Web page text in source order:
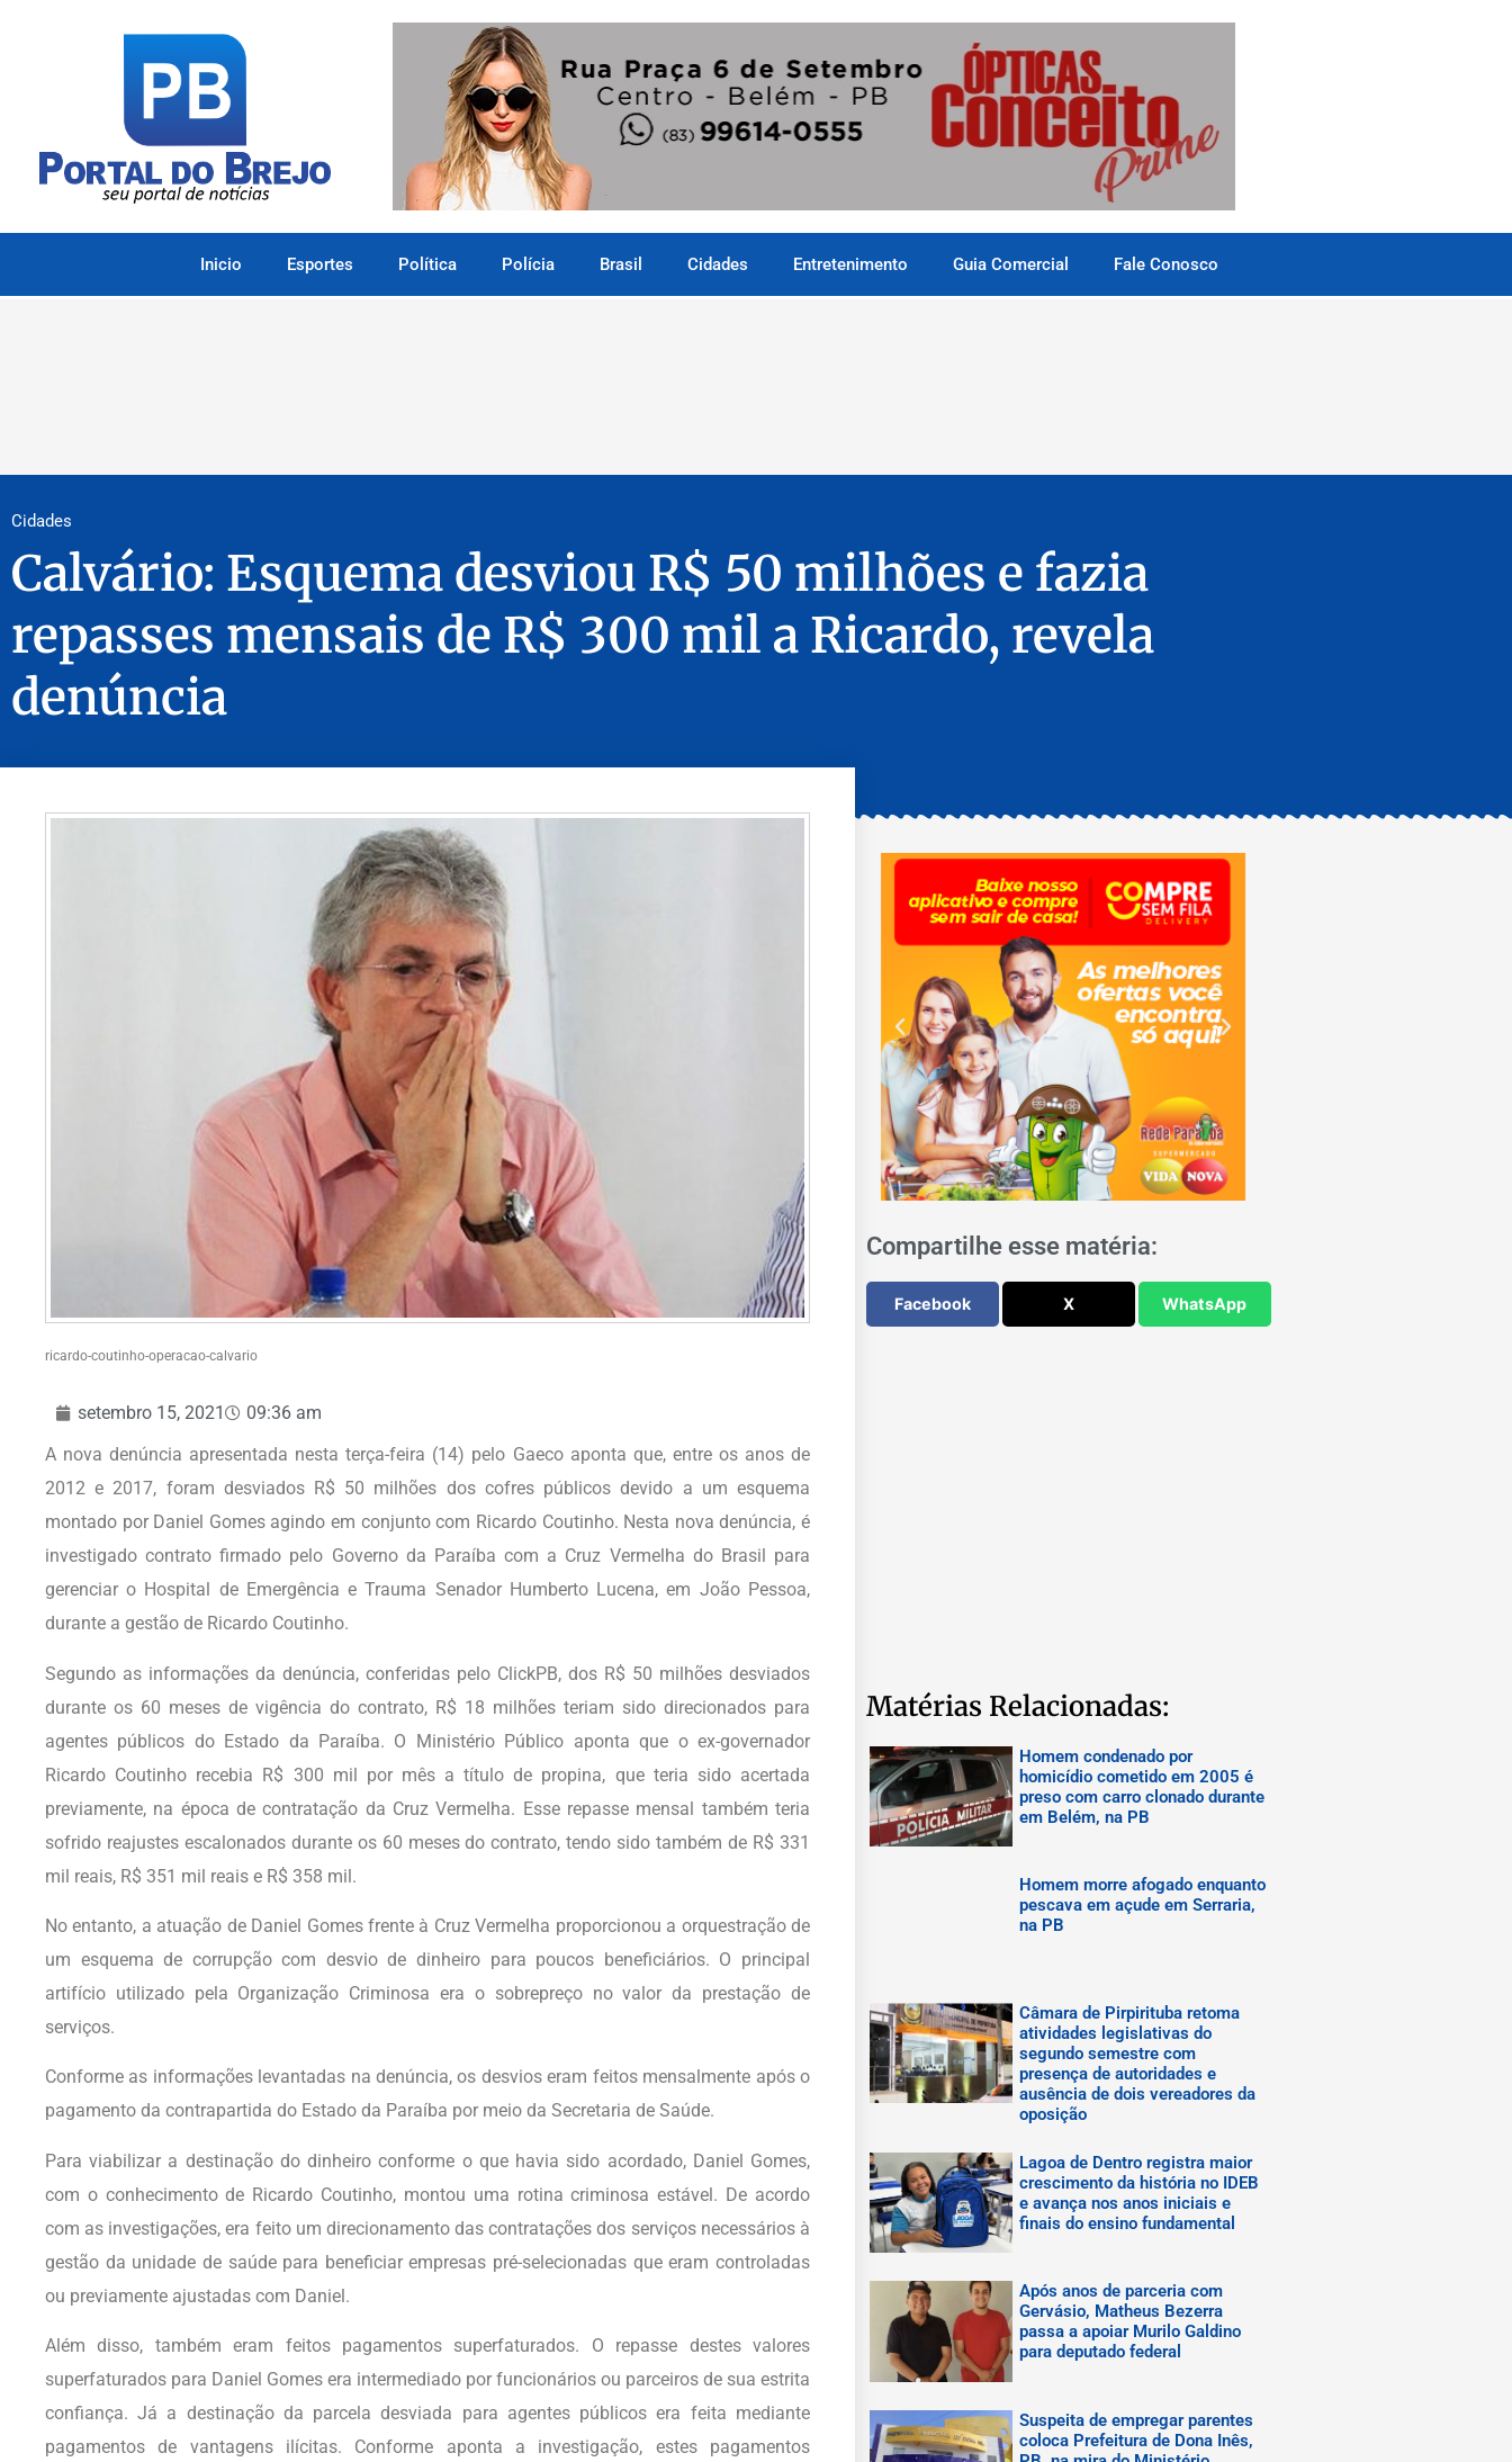
Inicio Esportes Política Polícia Brasil Cidades Entretenimento Guia Comercial Fale Conosco
Cidades
Calvário: Esquema desviou R$ 50 milhões e fazia
repasses mensais de R$ 300 mil a Ricardo, revela
denúncia
ricardo-coutinho-operacao-calvario
setembro 15, 2021
09:36 am
A nova denúncia apresentada nesta terça-feira (14) pelo Gaeco aponta que, entre os anos de
2012 e 2017, foram desviados R$ 50 milhões dos cofres públicos devido a um esquema
montado por Daniel Gomes agindo em conjunto com Ricardo Coutinho. Nesta nova denúncia, é
investigado contrato firmado pelo Governo da Paraíba com a Cruz Vermelha do Brasil para
gerenciar o Hospital de Emergência e Trauma Senador Humberto Lucena, em João Pessoa,
durante a gestão de Ricardo Coutinho.
Segundo as informações da denúncia, conferidas pelo ClickPB, dos R$ 50 milhões desviados
durante os 60 meses de vigência do contrato, R$ 18 milhões teriam sido direcionados para
agentes públicos do Estado da Paraíba. O Ministério Público aponta que o ex-governador
Ricardo Coutinho recebia R$ 300 mil por mês a título de propina, que teria sido acertada
previamente, na época de contratação da Cruz Vermelha. Esse repasse mensal também teria
sofrido reajustes escalonados durante os 60 meses do contrato, tendo sido também de R$ 331
mil reais, R$ 351 mil reais e R$ 358 mil.
No entanto, a atuação de Daniel Gomes frente à Cruz Vermelha proporcionou a orquestração de
um esquema de corrupção com desvio de dinheiro para poucos beneficiários. O principal
artifício utilizado pela Organização Criminosa era o sobrepreço no valor da prestação de
serviços.
Conforme as informações levantadas na denúncia, os desvios eram feitos mensalmente após o
pagamento da contrapartida do Estado da Paraíba por meio da Secretaria de Saúde.
Para viabilizar a destinação do dinheiro conforme o que havia sido acordado, Daniel Gomes,
com o conhecimento de Ricardo Coutinho, montou uma rotina criminosa estável. De acordo
com as investigações, era feito um direcionamento das contratações dos serviços necessários à
gestão da unidade de saúde para beneficiar empresas pré-selecionadas que eram controladas
ou previamente ajustadas com Daniel.
Além disso, também eram feitos pagamentos superfaturados. O repasse destes valores
superfaturados para Daniel Gomes era intermediado por funcionários ou parceiros de sua estrita
confiança. Já a destinação da parcela desviada para agentes públicos era feita mediante
pagamentos de vantagens ilícitas. Conforme aponta a investigação, estes pagamentos
Compartilhe esse matéria:
Facebook X WhatsApp
Matérias Relacionadas:
Homem condenado por
homicídio cometido em 2005 é
preso com carro clonado durante
em Belém, na PB
Homem morre afogado enquanto
pescava em açude em Serraria,
na PB
Câmara de Pirpirituba retoma
atividades legislativas do
segundo semestre com
presença de autoridades e
ausência de dois vereadores da
oposição
Lagoa de Dentro registra maior
crescimento da história no IDEB
e avança nos anos iniciais e
finais do ensino fundamental
Após anos de parceria com
Gervásio, Matheus Bezerra
passa a apoiar Murilo Galdino
para deputado federal
Suspeita de empregar parentes
coloca Prefeitura de Dona Inês,